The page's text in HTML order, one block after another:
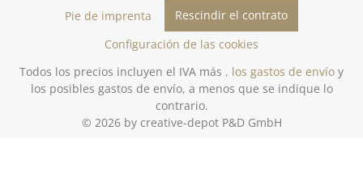
Pie de imprenta
Rescindir el contrato
Configuración de las cookies
Todos los precios incluyen el IVA más , los gastos de envío y
los posibles gastos de envío, a menos que se indique lo
contrario.
© 2026 by creative-depot P&D GmbH